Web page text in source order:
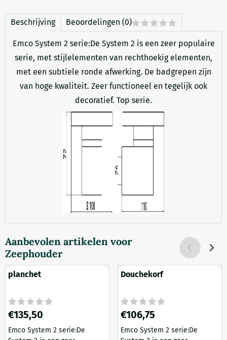
Beschrijving Beoordelingen (0)
Emco System 2 serie:De System 2 is een zeer populaire
serie, met stijlelementen van rechthoekig elementen,
met een subtiele ronde afwerking. De badgrepen zijn
van hoge kwaliteit. Zeer functioneel en tegelijk ook
decoratief. Top serie.
Aanbevolen artikelen voor
Zeephouder
planchet
Prijs: 135,50
€135,50
Emco System 2 serie:De
Douchekorf
Prijs: 106,75
€106,75
Emco System 2 serie:De